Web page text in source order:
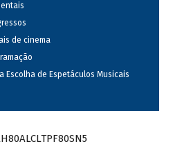
de cinema
Escolha de Espetáculos Musicais